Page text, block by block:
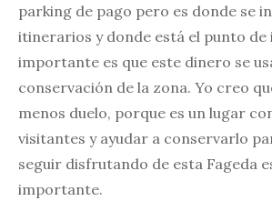
parking de pago pero es donde se
itinerarios y donde está el punto
importante es que este dinero se
conservación de la zona. Yo creo
menos duelo, porque es un lugar
visitantes y ayudar a conservarlo
seguir disfrutando de esta Fageda
importante.